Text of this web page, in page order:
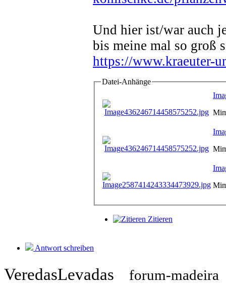
Und hier ist/war auch
bis meine mal so groß
https://www.kraeuter-
Datei-Anhänge
Zitieren
Antwort schreiben
VeredasLevadas forum-madeira